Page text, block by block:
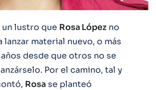
un lustro que Rosa López no
lanzar material nuevo, o más
desde que otros no se
Por el camino, tal y
Rosase planteó